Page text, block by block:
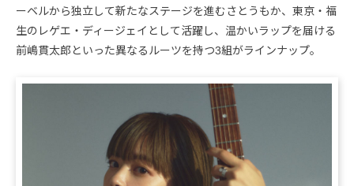
ーベルから独立して新たなステージを進むさとうもか、東京・福
生のレゲエ・ディージェイとして活躍し、温かいラップを届ける
前嶋貫太郎といった異なるルーツを持つ3組がラインナップ。